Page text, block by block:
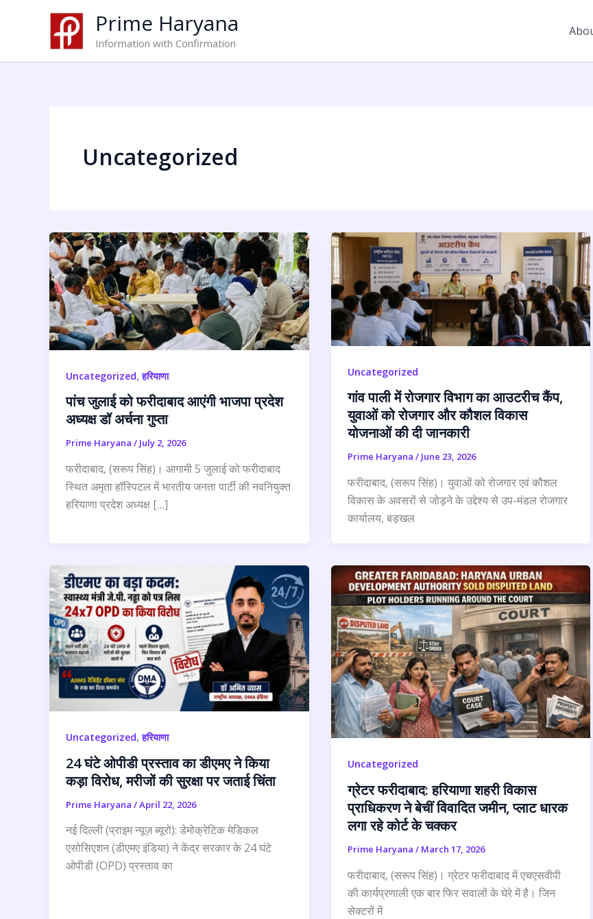
Prime Haryana
Information with Confirmation
Uncategorized
Uncategorized,हरियाणा
पांच जुलाई को फरीदाबाद आएंगी भाजपा प्रदेश
अध्यक्ष डॉ अर्चना गुप्ता
Prime Haryana / July 2, 2026
फरीदाबाद, (सरूप सिंह)। आगामी 5 जुलाई को फरीदाबाद
स्थित अमृता हॉस्पिटल में भारतीय जनता पार्टी की नवनियुक्त
हरियाणा प्रदेश अध्यक्ष […]
Uncategorized
गांव पाली में रोजगार विभाग का आउटरीच कैंप,
युवाओं को रोजगार और कौशल विकास
योजनाओं की दी जानकारी
Prime Haryana / June 23, 2026
फरीदाबाद, (सरूप सिंह)। युवाओं को रोजगार एवं कौशल
विकास के अवसरों से जोड़ने के उद्देश्य से उप-मंडल रोजगार
कार्यालय, बड़खल
Uncategorized,हरियाणा
24 घंटे ओपीडी प्रस्ताव का डीएमए ने किया
कड़ा विरोध, मरीजों की सुरक्षा पर जताई चिंता
Prime Haryana /April 22, 2026
नई दिल्ली (प्राइम न्यूज़ ब्यूरो): डेमोक्रेटिक मेडिकल
एसोसिएशन (डीएमए इंडिया) ने केंद्र सरकार के 24 घंटे
ओपीडी (OPD) प्रस्ताव का
Uncategorized
ग्रेटर फरीदाबाद: हरियाणा शहरी विकास
प्राधिकरण ने बेचीं विवादित जमीन, प्लाट धारक
लगा रहे कोर्ट के चक्कर
Prime Haryana / March 17, 2026
फरीदाबाद, (सरूप सिंह)। ग्रेटर फरीदाबाद में एचएसवीपी
की कार्यप्रणाली एक बार फिर सवालों के घेरे में है। जिन
सेक्टरों में